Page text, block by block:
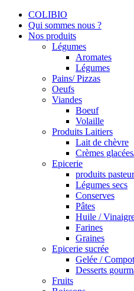
COLIBIO
Qui sommes nous ?
Nos produits
Légumes
Aromates
Légumes
Pains/ Pizzas
Oeufs
Viandes
Boeuf
Volaille
Produits Laitiers
Lait de chèvre
Crèmes
Epicerie
produits
Légumes secs
Conserves
Pâtes
Huile /
Farines
Graines
Epicerie sucrée
Gelée /
Desserts
Fruits